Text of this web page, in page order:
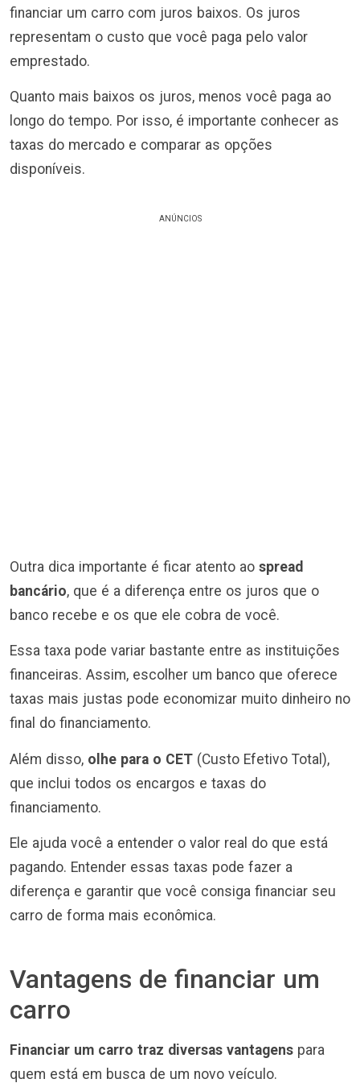
financiar um carro com juros baixos. Os juros
representam o custo que você paga pelo valor
emprestado.
Quanto mais baixos os juros, menos você paga ao
longo do tempo. Por isso, é importante conhecer as
taxas do mercado e comparar as opções
disponíveis.
ANÚNCIOS
Outra dica importante é ficar atento ao spread
bancário, que é a diferença entre os juros que o
banco recebe e os que ele cobra de você.
Essa taxa pode variar bastante entre as instituições
financeiras. Assim, escolher um banco que oferece
taxas mais justas pode economizar muito dinheiro no
final do financiamento.
Além disso, olhe para o CET (Custo Efetivo Total),
que inclui todos os encargos e taxas do
financiamento.
Ele ajuda você a entender o valor real do que está
pagando. Entender essas taxas pode fazer a
diferença e garantir que você consiga financiar seu
carro de forma mais econômica.
Vantagens de financiar um
carro
Financiar um carro traz diversas vantagens para
quem está em busca de um novo veículo.